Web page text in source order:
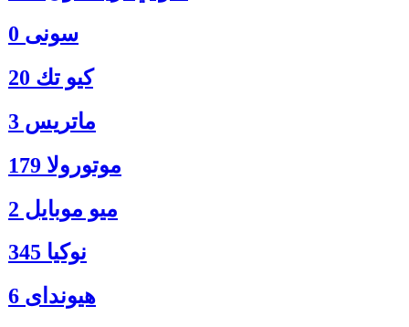
سونی 0
كيو تك 20
ماتريس 3
موتورولا 179
ميو موبايل 2
نوكيا 345
هیوندای 6